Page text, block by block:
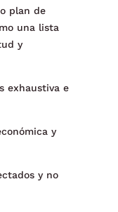
plan de
una lista
y
exhaustiva e
y
y no